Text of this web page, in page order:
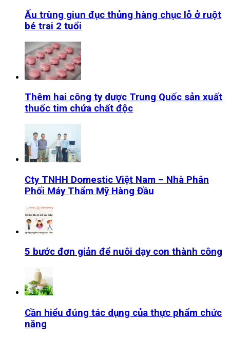
Ấu trùng giun đục thủng hàng chục lỗ ở ruột
bé trai 2 tuổi
Thêm hai công ty dược Trung Quốc sản xuất
thuốc tim chứa chất độc
Cty TNHH Domestic Việt Nam – Nhà Phân
Phối Máy Thẩm Mỹ Hàng Đầu
5 bước đơn giản để nuôi dạy con thành công
Cần hiểu đúng tác dụng của thực phẩm chức
năng